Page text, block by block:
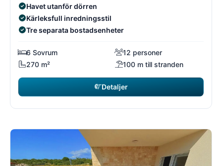
Havet utanför dörren
Kärleksfull inredningsstil
Tre separata bostadsenheter
6 Sovrum
12 personer
270 m²
100 m till stranden
Detaljer